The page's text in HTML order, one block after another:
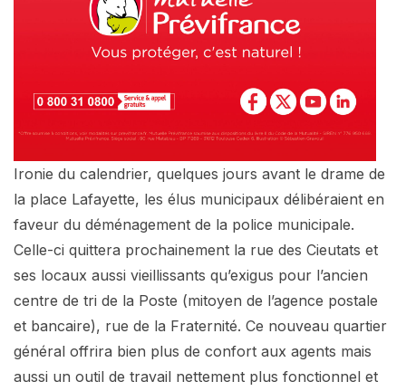
Ironie du calendrier, quelques jours avant le drame de
la place Lafayette, les élus municipaux délibéraient en
faveur du déménagement de la police municipale.
Celle-ci quittera prochainement la rue des Cieutats et
ses locaux aussi vieillissants qu’exigus pour l’ancien
centre de tri de la Poste (mitoyen de l’agence postale
et bancaire), rue de la Fraternité. Ce nouveau quartier
général offrira bien plus de confort aux agents mais
aussi un outil de travail nettement plus fonctionnel et